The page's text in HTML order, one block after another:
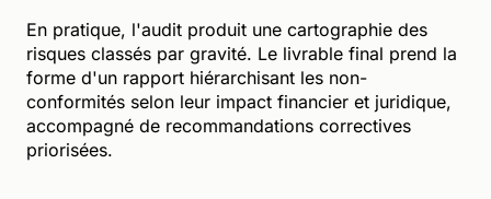
En pratique, l'audit produit une cartographie des
risques classés par gravité. Le livrable final prend la
forme d'un rapport hiérarchisant les non-
conformités selon leur impact financier et juridique,
accompagné de recommandations correctives
priorisées.